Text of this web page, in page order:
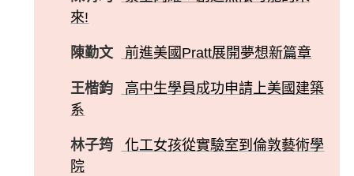
來!
陳勤文 前進美國Pratt展開夢想新篇章
王楷鈞
高中生學員成功申請上美國建築
系
林子筠
化工女孩從實驗室到倫敦藝術學
院